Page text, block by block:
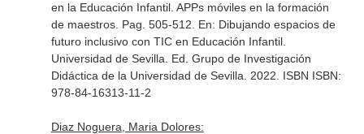
en la Educación Infantil. APPs móviles en la formación
de maestros. Pag. 505-512. En: Dibujando espacios de
futuro inclusivo con TIC en Educación Infantil.
Universidad de Sevilla. Ed. Grupo de Investigación
Didáctica de la Universidad de Sevilla. 2022. ISBN ISBN:
978-84-16313-11-2
Diaz Noguera, Maria Dolores: